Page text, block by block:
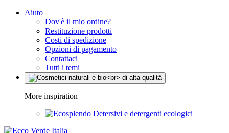
Aiuto
Dov'è il mio ordine?
Restituzione prodotti
Costi di spedizione
Opzioni di pagamento
Contattaci
Tutti i temi
More inspiration
Detersivi e detergenti ecologici